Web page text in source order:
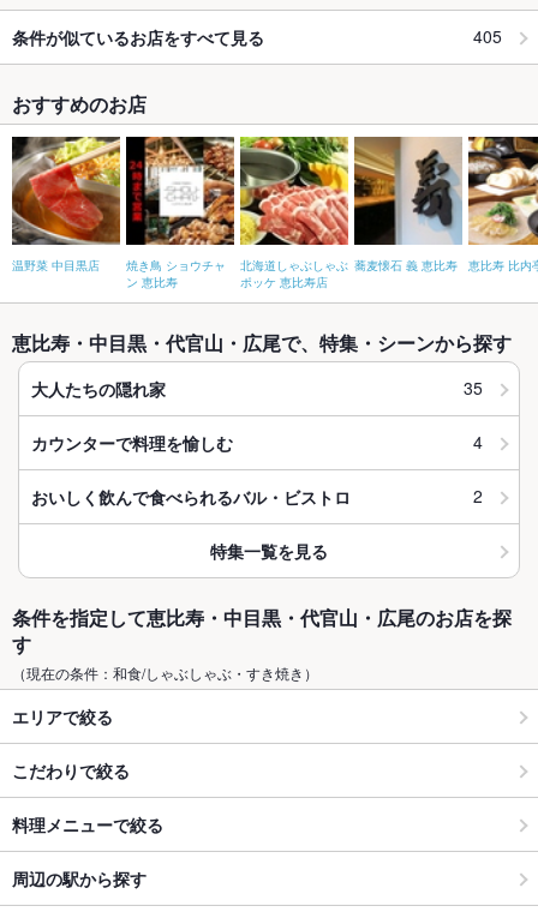
条件が似ているお店をすべて見る 405
おすすめのお店
温野菜 中目黒店
焼き鳥 ショウチャ
ン 恵比寿
北海道しゃぶしゃぶ
ポッケ 恵比寿店
蕎麦懐石 義 恵比寿 恵比寿 比内
恵比寿・中目黒・代官山・広尾で、特集・シーンから探す
大人たちの隠れ家 35
カウンターで料理を愉しむ 4
おいしく飲んで食べられるバル・ビストロ 2
特集一覧を見る
条件を指定して恵比寿・中目黒・代官山・広尾のお店を探
す
（現在の条件：和食/しゃぶしゃぶ・すき焼き）
エリアで絞る
こだわりで絞る
料理メニューで絞る
周辺の駅から探す